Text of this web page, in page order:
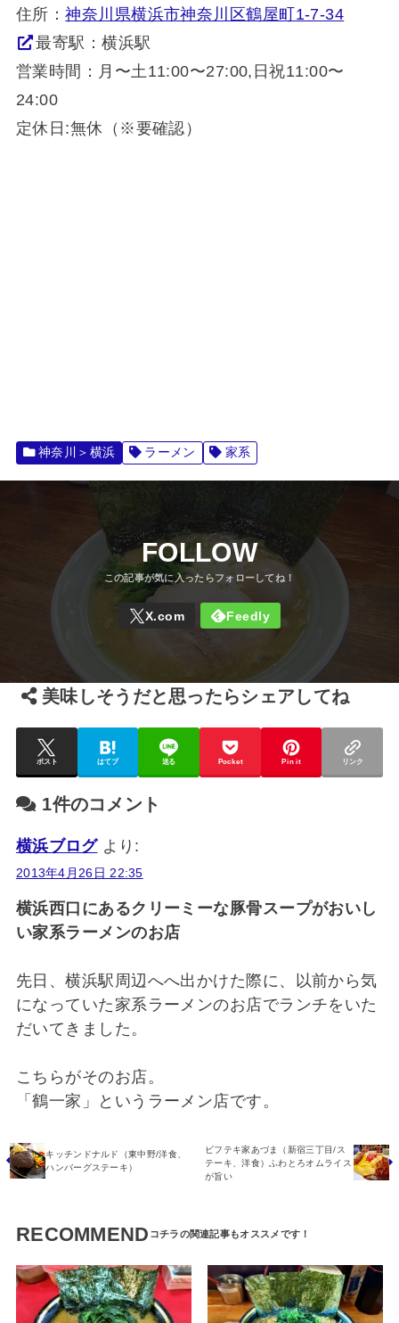
住所：神奈川県横浜市神奈川区鶴屋町1-7-34
最寄駅：横浜駅
営業時間：月〜土11:00〜27:00,日祝11:00〜
24:00
定休日:無休（※要確認）
神奈川＞横浜 ラーメン 家系
FOLLOW
美味しそうだと思ったらシェアしてね
ポスト はてブ 送る Pocket Pin it リンク
1件のコメント
横浜ブログ より:
2013年4月26日 22:35
横浜西口にあるクリーミーな豚骨スープがおいし
い家系ラーメンのお店
先日、横浜駅周辺へへ出かけた際に、以前から気
になっていた家系ラーメンのお店でランチをいた
だいてきました。
こちらがそのお店。
「鶴一家」というラーメン店です。
キッチンドナルド（東中野/洋食、
ハンバーグステーキ）
ビフテキ家あづま（新宿三丁目/ス
テーキ、洋食）ふわとろオムライス
が旨い
RECOMMEND